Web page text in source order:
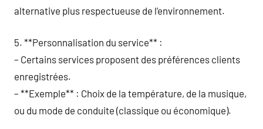
alternative plus respectueuse de l’environnement.
5. **Personnalisation du service** :
– Certains services proposent des préférences clients
enregistrées.
– **Exemple** : Choix de la température, de la musique,
ou du mode de conduite (classique ou économique).